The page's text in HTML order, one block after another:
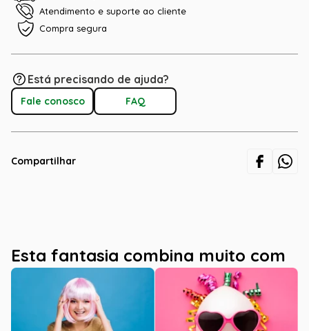
Atendimento e suporte ao cliente
Compra segura
Está precisando de ajuda?
Fale conosco FAQ
Compartilhar
Esta fantasia combina muito com